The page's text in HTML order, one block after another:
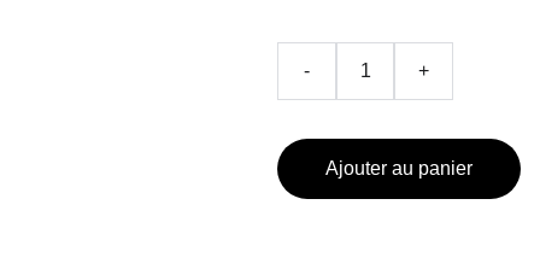
- +
Ajouter au panier